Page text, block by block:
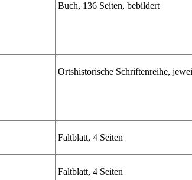
Buch, 136 Seiten, bebildert
Ortshistorische Schriftenreihe,
Faltblatt, 4 Seiten
Faltblatt, 4 Seiten